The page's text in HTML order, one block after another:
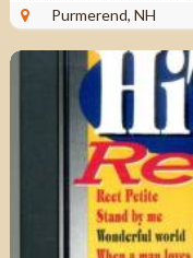
Funk Metal, ...
Purmerend, NH